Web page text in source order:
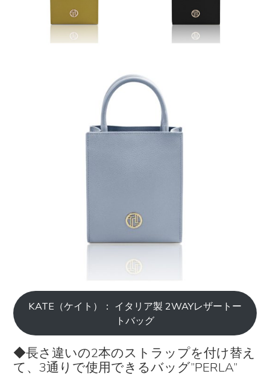
KATE（ケイト）： イタリア製 2WAYレザートー
トバッグ
◆長さ違いの2本のストラップを付け替え
て、3通りで使用できるバッグ”PERLA”